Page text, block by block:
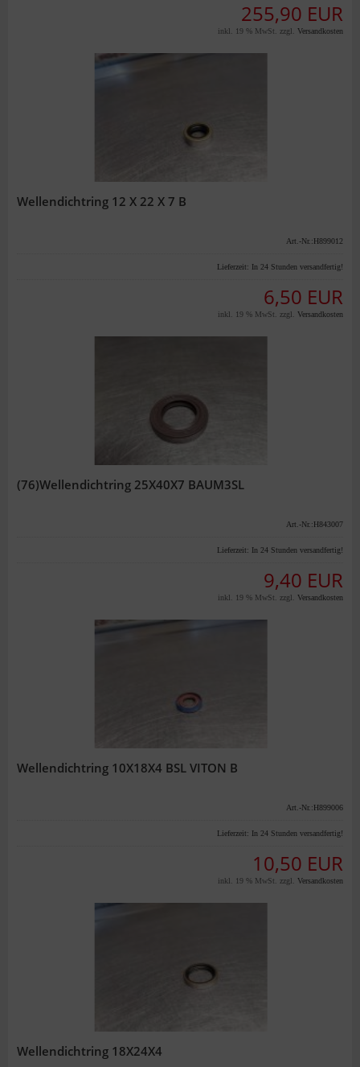
255,90 EUR
inkl. 19 % MwSt. zzgl. Versandkosten
Wellendichtring 12 X 22 X 7 B
Art.-Nr.:H899012
Lieferzeit: In 24 Stunden versandfertig!
6,50 EUR
inkl. 19 % MwSt. zzgl. Versandkosten
(76)Wellendichtring 25X40X7 BAUM3SL
Art.-Nr.:H843007
Lieferzeit: In 24 Stunden versandfertig!
9,40 EUR
inkl. 19 % MwSt. zzgl. Versandkosten
Wellendichtring 10X18X4 BSL VITON B
Art.-Nr.:H899006
Lieferzeit: In 24 Stunden versandfertig!
10,50 EUR
inkl. 19 % MwSt. zzgl. Versandkosten
Wellendichtring 18X24X4